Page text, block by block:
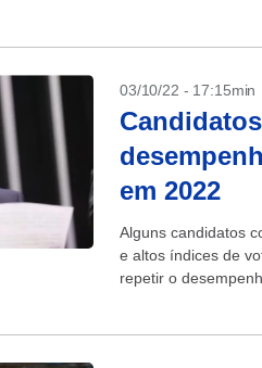
03/10/22 - 17:15min
em 2022
Alguns candidatos
e altos índices de
repetir o